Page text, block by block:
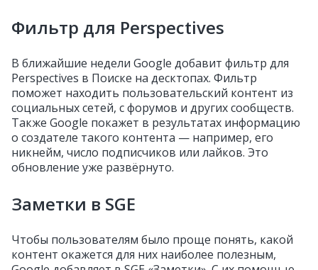
Фильтр для Perspectives
В ближайшие недели Google добавит фильтр для
Perspectives в Поиске на десктопах. Фильтр
поможет находить пользовательский контент из
социальных сетей, с форумов и других сообществ.
Также Google покажет в результатах информацию
о создателе такого контента — например, его
никнейм, число подписчиков или лайков. Это
обновление уже развёрнуто.
Заметки в SGE
Чтобы пользователям было проще понять, какой
контент окажется для них наиболее полезным,